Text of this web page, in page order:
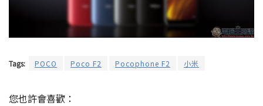
Tags: POCO Poco F2 Pocophone F2 小米
您也許會喜歡：